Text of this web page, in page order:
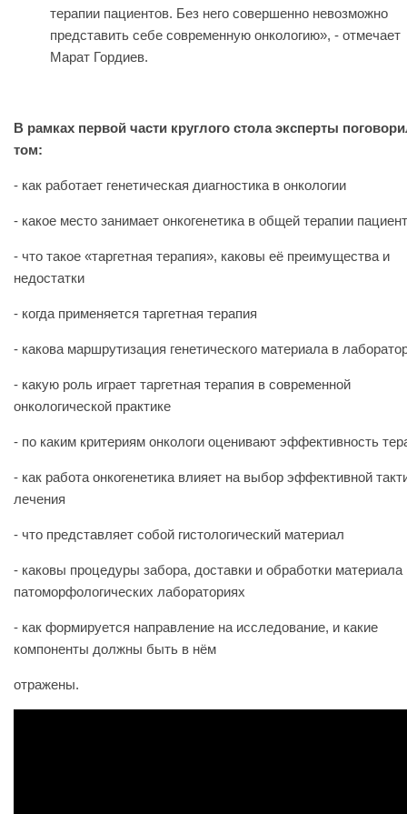
терапии пациентов. Без него совершенно невозможно
представить себе современную онкологию», - отмечает
Марат Гордиев.
В рамках первой части круглого стола эксперты
том:
- как работает генетическая диагностика в онкологии
- какое место занимает онкогенетика в общей терапии
- что такое «таргетная терапия», каковы её преимущества и
недостатки
- когда применяется таргетная терапия
- какова маршрутизация генетического материала в
- какую роль играет таргетная терапия в современной
онкологической практике
- по каким критериям онкологи оценивают эффективность
- как работа онкогенетика влияет на выбор эффективной
лечения
- что представляет собой гистологический материал
- каковы процедуры забора, доставки и обработки материала
патоморфологических лабораториях
- как формируется направление на исследование, и какие
компоненты должны быть в нём
отражены.